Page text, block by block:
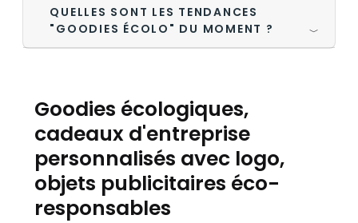
QUELLES SONT LES TENDANCES
"GOODIES ÉCOLO" DU MOMENT ?
﹀
Goodies écologiques,
cadeaux d'entreprise
personnalisés avec logo,
objets publicitaires éco-
responsables